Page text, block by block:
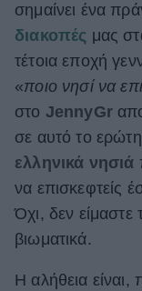
Χωρίς
Women's
Hautes
Γάμος
σημαίνει ένα
διακοπές μας
τέτοια εποχή
«ποιο νησί να
στο JennyGr
σε αυτό το
ελληνικά νησιά
να επισκεφτείς
Όχι, δεν
βιωματικά.
Η αλήθεια είναι,